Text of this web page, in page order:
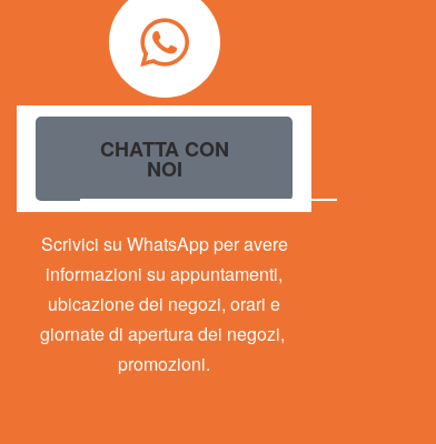
CHATTA CON
NOI
Scrivici su WhatsApp per avere
informazioni su appuntamenti,
ubicazione dei negozi, orari e
giornate di apertura dei negozi,
promozioni.